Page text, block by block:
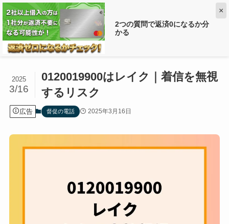
2つの質問で返済0になるか分
かる
×
ホーム 督促の電話
0120019900はレイク｜着信を無視
するリスク
2025
3/16
広告 督促の電話 2025年3月16日